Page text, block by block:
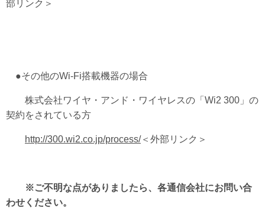
部リンク＞
●その他のWi-Fi搭載機器の場合
株式会社ワイヤ・アンド・ワイヤレスの「Wi2 300」の
契約をされている方
http://300.wi2.co.jp/process/＜外部リンク＞
※ご不明な点がありましたら、各通信会社にお問い合
わせください。